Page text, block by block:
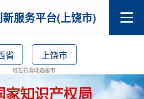
服务平台(上饶市)
省 上饶市
可左右滑动选省市